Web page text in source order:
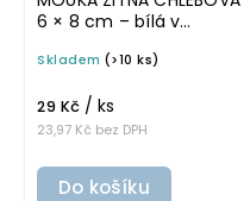
6 × 8 cm – bílá v
omyvatelná samolepka
Skladem (>10 ks)
23,97 Kč bez DPH
29 Kč / ks
Do košíku